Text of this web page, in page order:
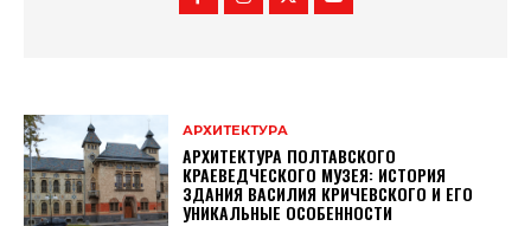
АРХИТЕКТУРА
АРХИТЕКТУРА ПОЛТАВСКОГО
КРАЕВЕДЧЕСКОГО МУЗЕЯ: ИСТОРИЯ
ЗДАНИЯ ВАСИЛИЯ КРИЧЕВСКОГО И ЕГО
УНИКАЛЬНЫЕ ОСОБЕННОСТИ